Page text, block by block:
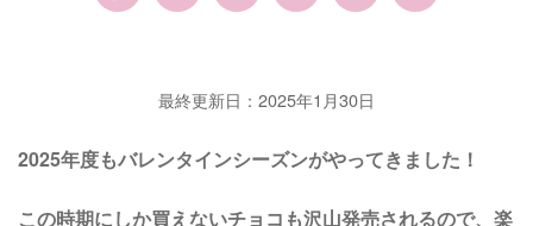
最終更新日：2025年1月30日
2025年度もバレンタインシーズンがやってきました！
この時期にしか買えないチョコも沢山発売されるので、楽